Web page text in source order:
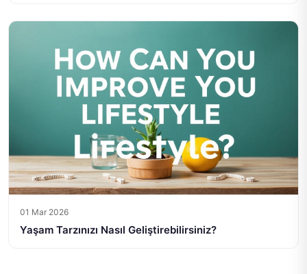
01 Mar 2026
Yaşam Tarzınızı Nasıl Geliştirebilirsiniz?